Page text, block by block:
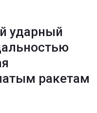
ударный
ракетам